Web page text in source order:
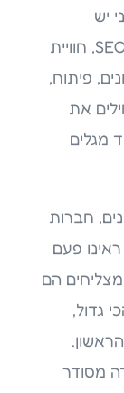
יש
אינספור פרטים קטנים: עיצוב, תוכן, SEO, חוויית
פיתוח,
את
מגלים
חברות
ראינו פעם
הם
גדול,
מסודר